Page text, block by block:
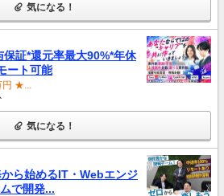
気になる！
証*還元率最大90%*年休
ート可能
★...
気になる！
ら始めるIT・Webエンジ
で開発...